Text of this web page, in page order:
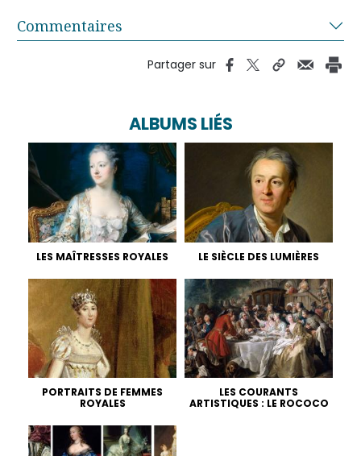
Commentaires
Partager sur
ALBUMS LIÉS
LES MAÎTRESSES ROYALES LE SIÈCLE DES LUMIÈRES
PORTRAITS DE FEMMES
ROYALES
LES COURANTS
ARTISTIQUES : LE ROCOCO